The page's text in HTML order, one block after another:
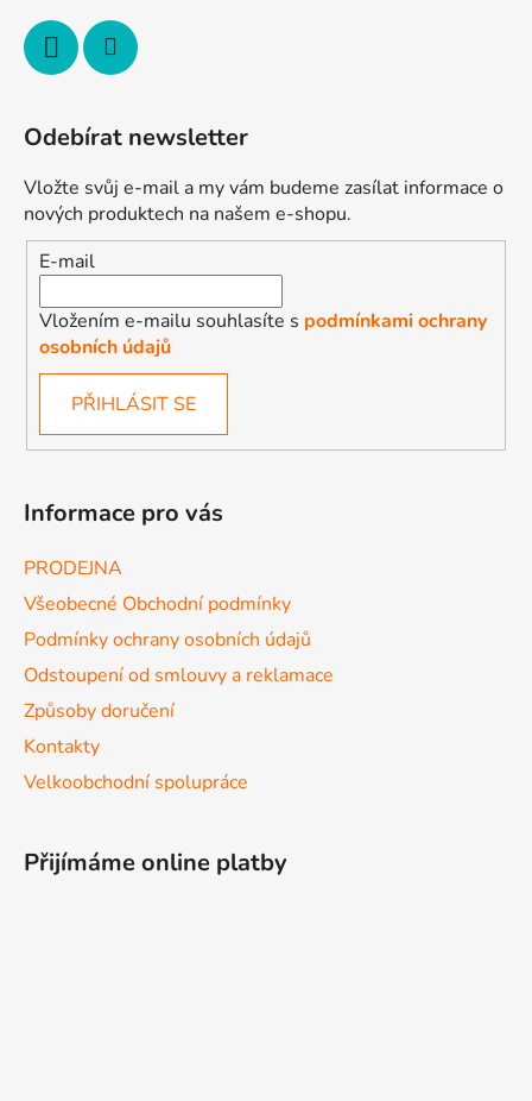
Odebírat newsletter
Vložte svůj e-mail a my vám budeme zasílat informace o
nových produktech na našem e-shopu.
E-mail
Vložením e-mailu souhlasíte s podmínkami ochrany
osobních údajů
PŘIHLÁSIT SE
Informace pro vás
PRODEJNA
Všeobecné Obchodní podmínky
Podmínky ochrany osobních údajů
Odstoupení od smlouvy a reklamace
Způsoby doručení
Kontakty
Velkoobchodní spolupráce
Přijímáme online platby